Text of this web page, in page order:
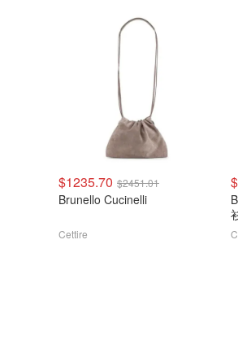
$1235.70 $2451.01
Brunello Cucinelli
Cettire